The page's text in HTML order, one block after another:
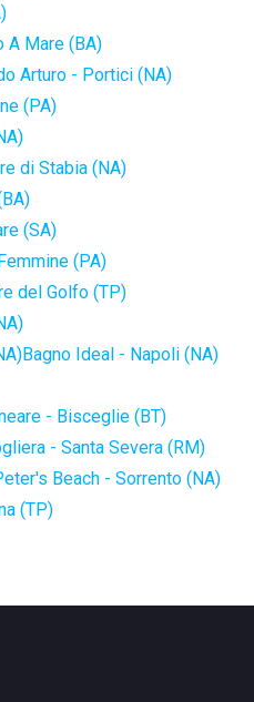
A Mare (BA)
Arturo - Portici (NA)
(PA)
di Stabia (NA)
(SA)
(PA)
del Golfo (TP)
Bagno Ideal - Napoli (NA)
- Bisceglie (BT)
- Santa Severa (RM)
Beach - Sorrento (NA)
(TP)